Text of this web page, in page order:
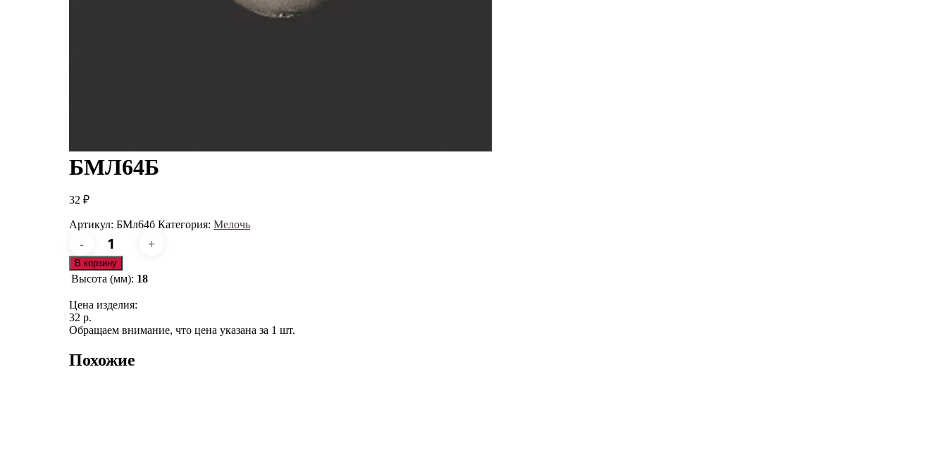
БМЛ64Б
32 ₽
Артикул: БМл64б Категория: Мелочь
Количество
товара
БМл64б
В корзину
Высота (мм): 18
Цена изделия:
32 р.
Обращаем внимание, что цена указана за 1 шт.
Похожие